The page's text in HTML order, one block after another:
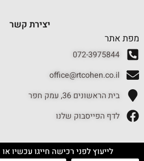
יצירת קשר
מפת אתר
072-3975844
office@rtcohen.co.il
בית הראשונים 36, עמק חפר
לדף הפייסבוק שלנו
לייעוץ לפני רכישה חייגו עכשיו